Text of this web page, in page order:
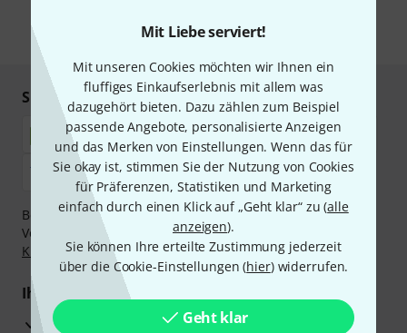
Mit Liebe serviert!
Mit unseren Cookies möchten wir Ihnen ein
fluffiges Einkaufserlebnis mit allem was
dazugehört bieten. Dazu zählen zum Beispiel
passende Angebote, personalisierte Anzeigen
und das Merken von Einstellungen. Wenn das für
Sie okay ist, stimmen Sie der Nutzung von Cookies
für Präferenzen, Statistiken und Marketing
einfach durch einen Klick auf „Geht klar“ zu (alle
anzeigen).
Sie können Ihre erteilte Zustimmung jederzeit
über die Cookie-Einstellungen (hier) widerrufen.
Geht klar
* Pflichtfeld
Sicher einkaufen & bezahlen
Bezahlen Sie vertraulich und sicher per Nachnahme,
Vorkasse, PayPal, Amazon Pay,Klarna Sofort bezahlen
Klarna Ratenzahlungoder Kreditkarte.
Ihre Vorteile
3 Jahre Thomann Garantie